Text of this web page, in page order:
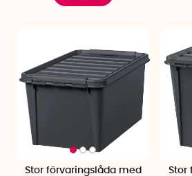
Stor förvaringslåda med
Stor